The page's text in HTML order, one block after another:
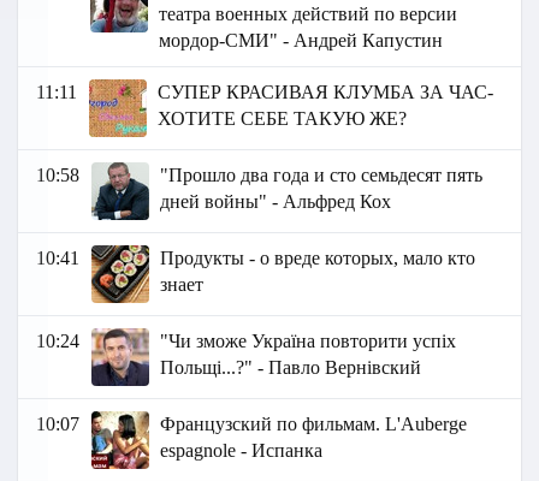
театра военных действий по версии
мордор-СМИ" - Андрей Капустин
11:11
СУПЕР КРАСИВАЯ КЛУМБА ЗА ЧАС-
ХОТИТЕ СЕБЕ ТАКУЮ ЖЕ?
10:58
"Прошло два года и сто семьдесят пять
дней войны" - Альфред Кох
10:41
Продукты - о вреде которых, мало кто
знает
10:24
"Чи зможе Україна повторити успіх
Польщі...?" - Павло Вернівский
10:07
Французский по фильмам. L'Auberge
espagnole - Испанка